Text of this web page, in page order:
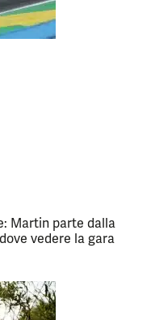
Martin parte dalla
vedere la gara